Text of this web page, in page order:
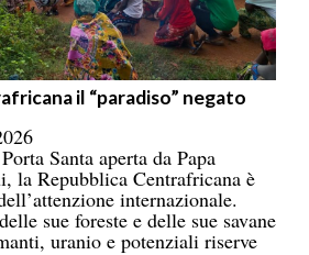
il “paradiso” negato
Santa aperta da Papa
la Repubblica Centrafricana è
internazionale.
sue foreste e delle sue savane
uranio e potenziali riserve